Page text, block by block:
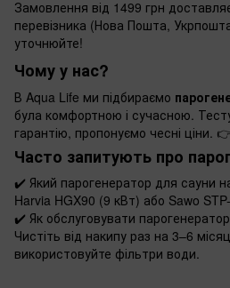
Замовлення від 1499 грн
перевізника (Нова Пошта,
уточнюйте!
Чому у нас?
В Aqua Life ми підбираємо
була комфортною і сучасною.
гарантію, пропонуємо чесні ціни.
Часто запитують про
✔️ Який парогенератор для сауни
Harvia HGX90 (9 кВт) або Sawo
✔️ Як обслуговувати
Чистіть від накипу раз на 3–6
використовуйте фільтри води.